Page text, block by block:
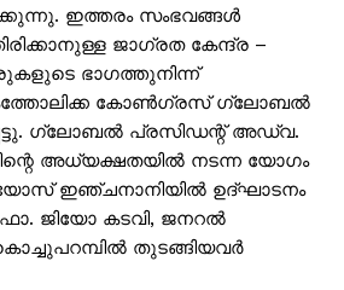
ഇത്തരം സംഭവങ്ങൾ
ജാഗ്രത കേന്ദ്ര –
ഭാഗത്തുനിന്ന്
കോൺഗ്രസ് ഗ്ലോബൽ
ഗ്ലോബൽ പ്രസിഡന്റ് അഡ്വ.
അധ്യക്ഷതയിൽ നടന്ന യോഗം
ഇഞ്ചനാനിയിൽ ഉദ്ഘാടനം
ജിയോ കടവി, ജനറൽ
തുടങ്ങിയവർ